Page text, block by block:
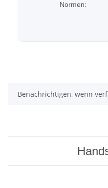
Normen:
Benachrichtigen, wenn